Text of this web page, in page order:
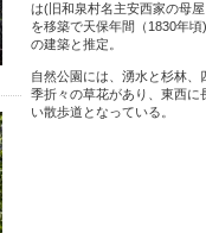
は(旧和泉村名主安西家の母屋
を移築で天保年間（1830年頃)
の建築と推定。
自然公園には、湧水と杉林、
季折々の草花があり、東西に
い散歩道となっている。